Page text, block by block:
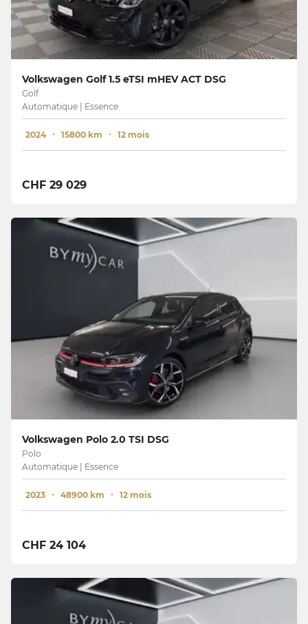
Volkswagen Golf 1.5 eTSI mHEV ACT DSG
Golf
Automatique | Essence
2024 15800 km 12 mois
CHF 29 029
Volkswagen Polo 2.0 TSI DSG
Polo
Automatique | Essence
2023 48900 km 12 mois
CHF 24 104